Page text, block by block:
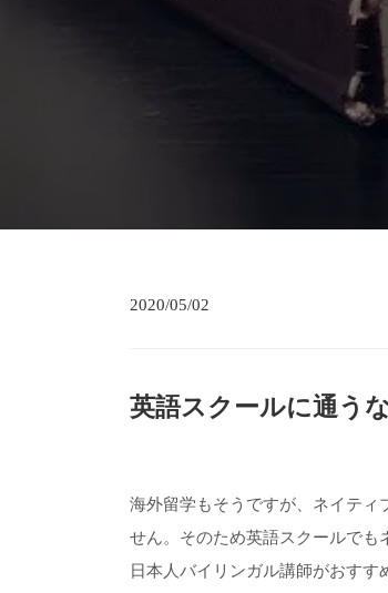
2020/05/02
英語スクールに通う
海外留学もそうですが、ネイティ
せん。そのため英語スクールでも
日本人バイリンガル講師がおすす